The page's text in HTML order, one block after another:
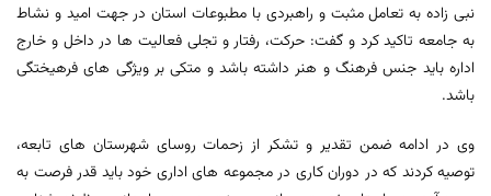
نبی زاده به تعامل مثبت و راهبردی با مطبوعات استان در جهت امید و نشاط
به جامعه تاکید کرد و گفت: حرکت، رفتار و تجلی فعالیت ها در داخل و خارج
اداره باید جنس فرهنگ و هنر داشته باشد و متکی بر ویژگی های فرهیختگی
باشد.
وی در ادامه ضمن تقدیر و تشکر از زحمات روسای شهرستان های تابعه،
توصیه کردند که در دوران کاری در مجموعه های اداری خود باید قدر فرصت به